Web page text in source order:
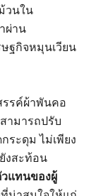
วนใน
ผ่าน
ฐกิจหมุนเวียน
รรค์ผ้าพันคอ
ามารถปรับ
ระดุม ไม่เพียง
งสะท้อน
แทนของผู้